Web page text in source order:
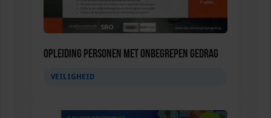
Opleiding Personen met onbegrepen gedrag
VEILIGHEID